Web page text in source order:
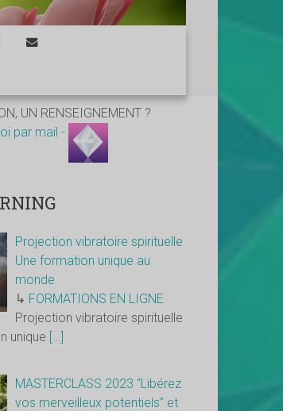
UN RENSEIGNEMENT ?
par mail -
Projection vibratoire spirituelle
Une formation unique au
monde
↳ FORMATIONS EN LIGNE
Projection vibratoire spirituelle
unique […]
MASTERCLASS 2023 “Libérez
vos merveilleux potentiels” et